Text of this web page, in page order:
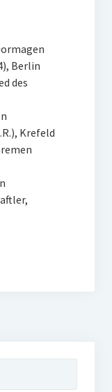
Berlin
des
Krefeld